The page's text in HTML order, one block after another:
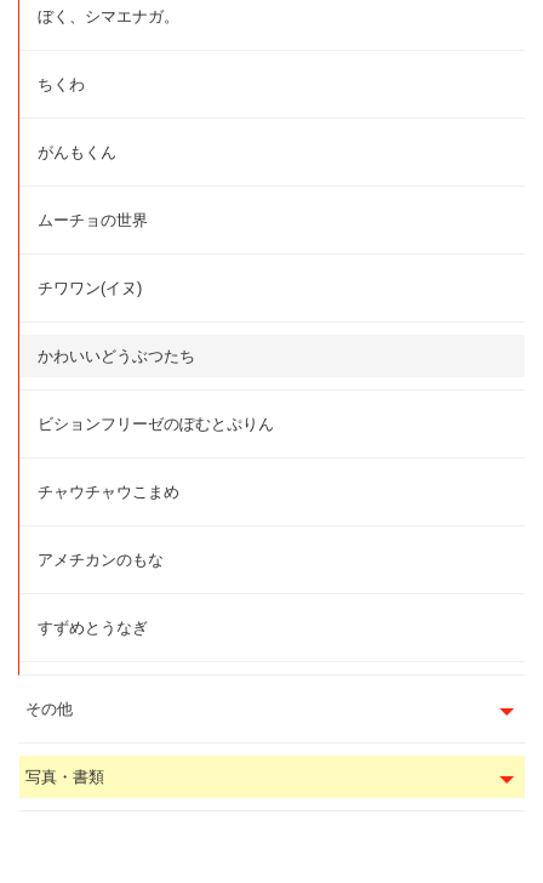
ぼく、シマエナガ。
ちくわ
がんもくん
ムーチョの世界
チワワン(イヌ)
かわいいどうぶつたち
ビションフリーゼのぽむとぷりん
チャウチャウこまめ
アメチカンのもな
すずめとうなぎ
その他
写真・書類